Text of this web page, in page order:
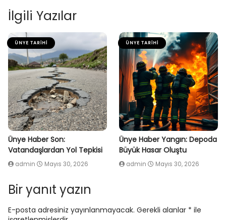
İlgili Yazılar
ÜNYE TARIHI
Ünye Haber Son:
Vatandaşlardan Yol Tepkisi
admin Mayıs 30, 2026
ÜNYE TARIHI
Ünye Haber Yangın: Depoda
Büyük Hasar Oluştu
admin Mayıs 30, 2026
Bir yanıt yazın
E-posta adresiniz yayınlanmayacak. Gerekli alanlar * ile